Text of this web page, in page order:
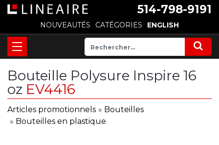
514-798-9191
NOUVEAUTÉS CATÉGORIES ENGLISH
Bouteille Polysure Inspire 16
oz EV4416
Articles promotionnels » Bouteilles
» Bouteilles en plastique